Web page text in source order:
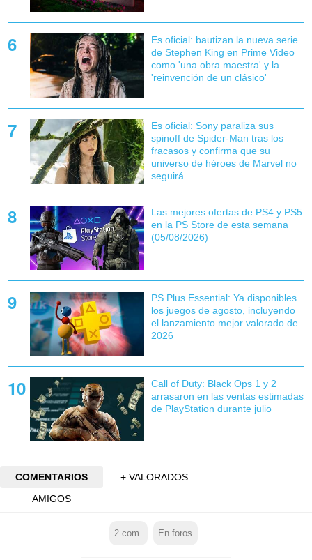
Es oficial: bautizan la nueva serie
de Stephen King en Prime Video
como 'una obra maestra' y la
'reinvención de un clásico'
Es oficial: Sony paraliza sus
spinoff de Spider-Man tras los
fracasos y confirma que su
universo de héroes de Marvel no
seguirá
Las mejores ofertas de PS4 y PS5
en la PS Store de esta semana
(05/08/2026)
PS Plus Essential: Ya disponibles
los juegos de agosto, incluyendo
el lanzamiento mejor valorado de
2026
Call of Duty: Black Ops 1 y 2
arrasaron en las ventas estimadas
de PlayStation durante julio
COMENTARIOS
+ VALORADOS
AMIGOS
2 com. En foros